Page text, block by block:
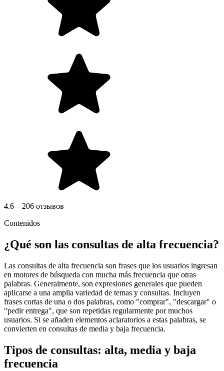
4.6 – 206 отзывов
Contenidos
¿Qué son las consultas de alta frecuencia?
Las consultas de alta frecuencia son frases que los usuarios ingresan
en motores de búsqueda con mucha más frecuencia que otras
palabras. Generalmente, son expresiones generales que pueden
aplicarse a una amplia variedad de temas y consultas. Incluyen
frases cortas de una o dos palabras, como "comprar", "descargar" o
"pedir entrega", que son repetidas regularmente por muchos
usuarios. Si se añaden elementos aclaratorios a estas palabras, se
convierten en consultas de media y baja frecuencia.
Tipos de consultas: alta, media y baja
frecuencia